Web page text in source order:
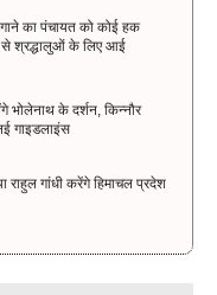
का पंचायत को कोई हक
से श्रद्धालुओं के लिए आई
भोलेनाथ के दर्शन, किन्नौर
गाइडलाइंस
गांधी करेंगे हिमाचल प्रदेश